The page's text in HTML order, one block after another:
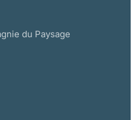
du Paysage